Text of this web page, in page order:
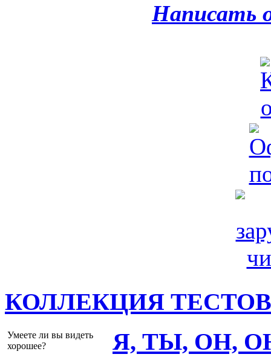
Написать
КОЛЛЕКЦИЯ ТЕСТОВ
Умеете ли вы видеть
хорошее?
Я, ТЫ, ОН,